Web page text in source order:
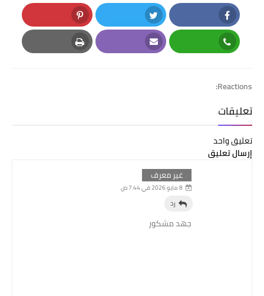
Facebook
Twitter
Pinterest
Whatsapp
Email
Print
Reactions:
تعليقات
تعليق واحد
إرسال تعليق
غير معرف
8 مايو 2026 في 7:44 ص
جهد مشكور
رد